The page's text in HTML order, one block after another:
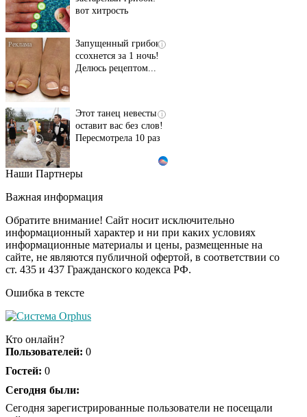
вот хитрость
i
Запущенный грибок
ссохнется за 1 ночь!
Делюсь рецептом...
i
Этот танец невесты
оставит вас без слов!
Пересмотрела 10 раз
Ролик длится пару
шоке от увиденного
i
Ролик из Омска: вы
будете смеяться долго
Ржу не переставая, это
Скрытая камера на
люди вытворяют, когда
Наши Партнеры
Важная информация
Обратите внимание! Сайт носит исключительно
информационный характер и ни при каких условиях
информационные материалы и цены, размещенные на
сайте, не являются публичной офертой, в соответствии со
ст. 435 и 437 Гражданского кодекса РФ.
Ошибка в тексте
Кто онлайн?
Пользователей: 0
Гостей: 0
Сегодня были:
Сегодня зарегистрированные пользователи не посещали